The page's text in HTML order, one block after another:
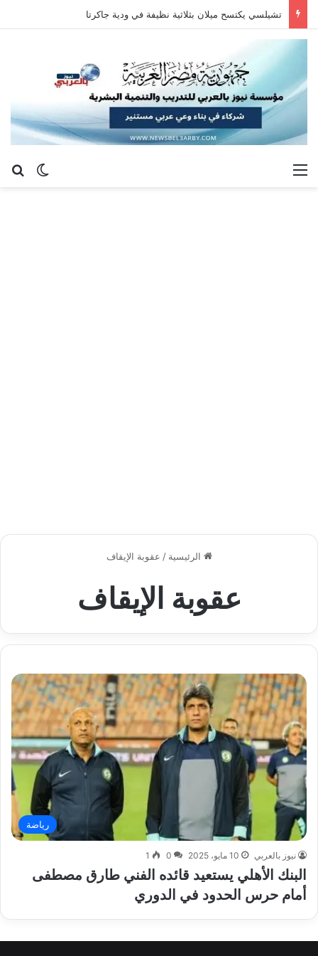
تشيلسي يكتسح ميلان بثلاثية نظيفة في ودية جاكرتا
الوضع القائمة
الرئيسية / عقوبة الإيقاف
عقوبة الإيقاف
رياضة
نيوز بالعربي 10 مايو، 2025 0
1
البنك الأهلي يستعيد قائده الفني طارق مصطفى
أمام حرس الحدود في الدوري